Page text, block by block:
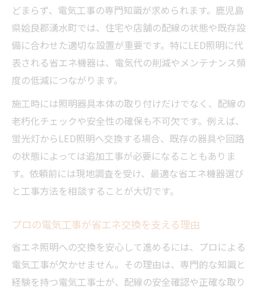
どまらず、電気工事の専門知識が求められます。鹿児島
県姶良郡湧水町では、住宅や店舗の配線の状態や既存設
備に合わせた適切な設置が重要です。特にLED照明に代
表される省エネ機器は、電気代の削減やメンテナンス頻
度の低減につながります。
施工時には照明器具本体の取り付けだけでなく、配線の
老朽化チェックや安全性の確保も不可欠です。例えば、
蛍光灯からLED照明へ交換する場合、既存の器具や回路
の状態によっては追加工事が必要になることもありま
す。依頼前には現地調査を受け、最適な省エネ機器選び
と工事方法を相談することが大切です。
プロの電気工事が省エネ交換を支える理由
省エネ照明への交換を安心して進めるには、プロによる
電気工事が欠かせません。その理由は、専門的な知識と
経験を持つ電気工事士が、配線の安全確認や正確な取り